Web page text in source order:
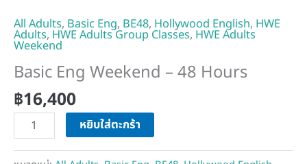
All Adults, Basic Eng, BE48, Hollywood English, HWE
Adults, HWE Adults Group Classes, HWE Adults
Weekend
Basic Eng Weekend – 48 Hours
฿16,400
หยิบใส่ตะกร้า